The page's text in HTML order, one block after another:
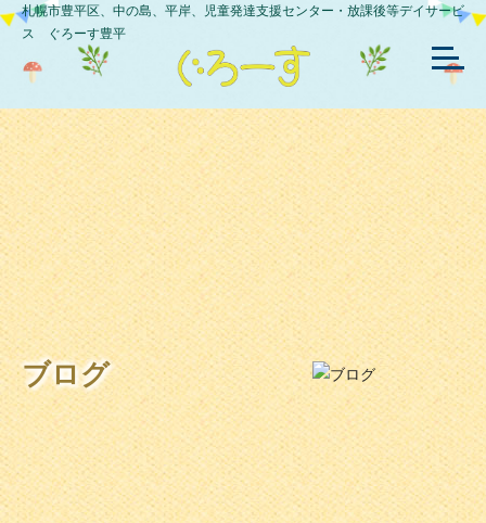
札幌市豊平区、中の島、平岸、児童発達支援センター・放課後等デイサービ
ス ぐろーす豊平
ブログ